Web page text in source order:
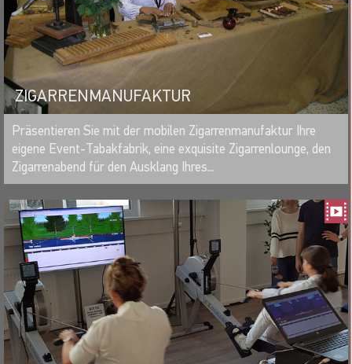
ZIGARRENMANUFAKTUR
MERKEN
Präsentieren Sie mit der mobilen Zigarrenmanufaktur Ihre
eigene Event-Tabakfabrik, eine exquisite Zigarrenlounge, den
Zigarrenabend für den Ausklang Ihres...